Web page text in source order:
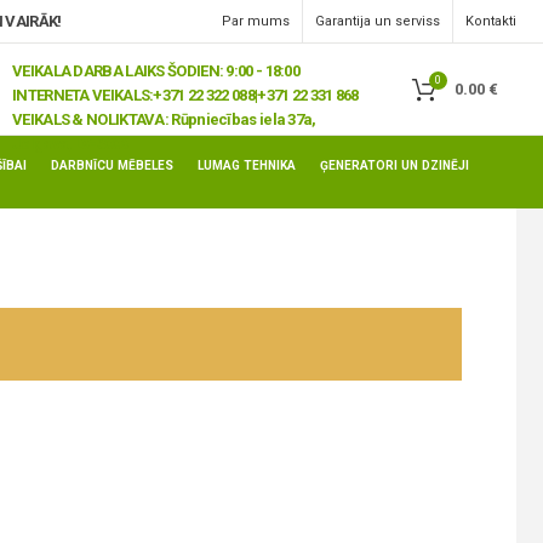
VAIRĀK! Par mums Garantija un serviss Kontakti
VEIKALA DARBA LAIKS ŠODIEN: 9:00 - 18:00
INTERNETA VEIKALS:+371 22 322 088|+371 22 331 868
VEIKALS & NOLIKTAVA: Rūpniecības iela 37a,
0
0.00 €
DARBNĪCU MĒBELES LUMAG TEHNIKA ĢENERATORI UN DZINĒJI